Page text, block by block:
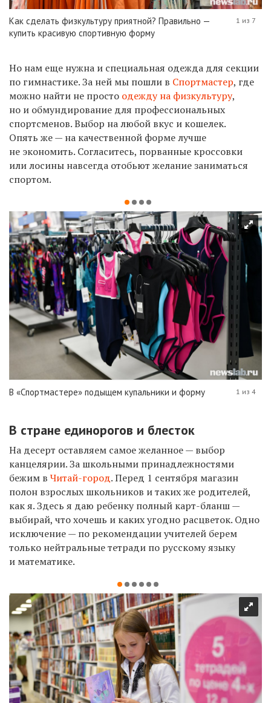
Как сделать физкультуру приятной? Правильно —
купить красивую спортивную форму
1 из 7
Но нам еще нужна и специальная одежда для секции
по гимнастике. За ней мы пошли в Спортмастер, где
можно найти не просто одежду на физкультуру,
но и обмундирование для профессиональных
спортсменов. Выбор на любой вкус и кошелек.
Опять же — на качественной форме лучше
не экономить. Согласитесь, порванные кроссовки
или лосины навсегда отобьют желание заниматься
спортом.
В «Спортмастере» подыщем купальники и форму 1 из 4
В стране единорогов и блесток
На десерт оставляем самое желанное — выбор
канцелярии. За школьными принадлежностями
бежим в Читай-город. Перед 1 сентября магазин
полон взрослых школьников и таких же родителей,
как я. Здесь я даю ребенку полный карт-бланш —
выбирай, что хочешь и каких угодно расцветок. Одно
исключение — по рекомендации учителей берем
только нейтральные тетради по русскому языку
и математике.